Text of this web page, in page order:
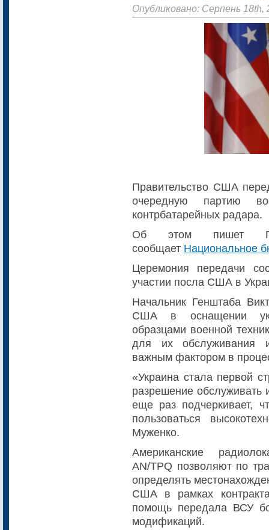
Опубликовано: Серпень 18th,
Правительство США
очередную партию
контрбатарейных радара.
Об этом пишет
сообщает Национальное
Церемония передачи
участии посла США в
Начальник Генштаба
США в оснащении
образцами военной
для их обслуживания
важным фактором в
«Украина стала первой
разрешение обслуживать
еще раз подчеркивает,
пользоваться
Муженко.
Американские
AN/TPQ позволяют по
определять
США в рамках
помощь передала ВСУ
модификаций.